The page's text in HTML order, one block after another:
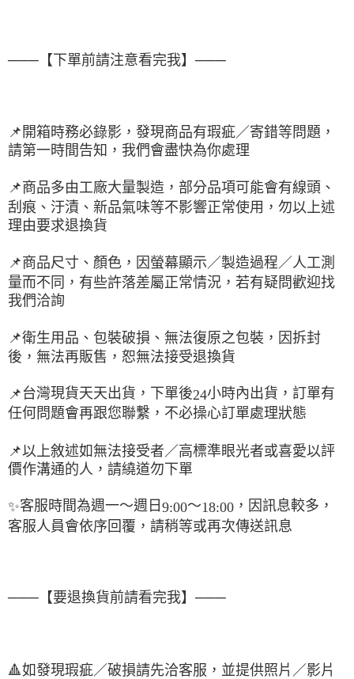
───【下單前請注意看完我】───
📌 開箱時務必錄影，發現商品有瑕疵／寄錯等問題，
請第一時間告知，我們會盡快為你處理
📌商品多由工廠大量製造，部分品項可能會有線頭、
刮痕、汙漬、新品氣味等不影響正常使用，勿以上述
理由要求退換貨
📌商品尺寸、顏色，因螢幕顯示／製造過程／人工測
量而不同，有些許落差屬正常情況，若有疑問歡迎找
我們洽詢
📌衛生用品、包裝破損、無法復原之包裝，因拆封
後，無法再販售，恕無法接受退換貨
📌 台灣現貨天天出貨，下單後24小時內出貨，訂單有
任何問題會再跟您聯繫，不必操心訂單處理狀態
📌以上敘述如無法接受者／高標準眼光者或喜愛以評
價作溝通的人，請繞道勿下單
✨客服時間為週一～週日 9:00～18:00 ，因訊息較多，
客服人員會依序回覆，請稍等或再次傳送訊息
───【要退換貨前請看完我】───
🔺如發現瑕疵／破損請先洽客服，並提供照片／影片